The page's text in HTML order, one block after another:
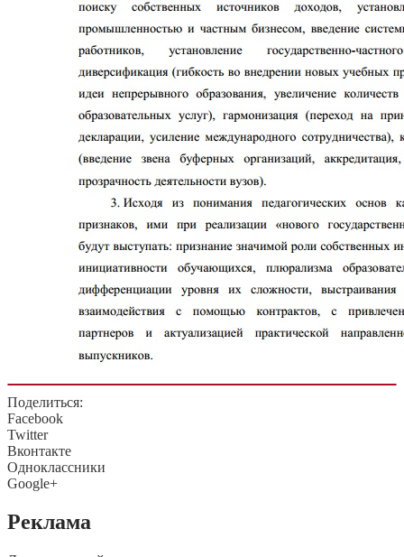
Поделиться:
Facebook
Twitter
Вконтакте
Одноклассники
Google+
Реклама